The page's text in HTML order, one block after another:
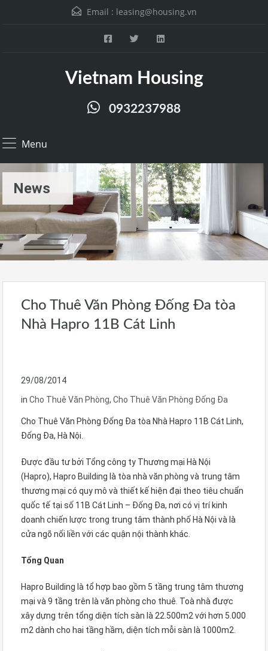
Email : leasing@housing.vn
Vietnam Housing
0932237988
Menu
News
Cho Thuê Văn Phòng Đống Đa tòa
Nhà Hapro 11B Cát Linh
29/08/2014
in Cho Thuê Văn Phòng, Cho Thuê Văn Phòng Đống Đa
Cho Thuê Văn Phòng Đống Đa tòa Nhà Hapro 11B Cát Linh,
Đống Đa, Hà Nội.
Được đầu tư bởi Tổng công ty Thương mại Hà Nội
(Hapro), Hapro Building là tòa nhà văn phòng và trung tâm
thương mại có quy mô và thiết kế hiện đại theo tiêu chuẩn
quốc tế tại số 11B Cát Linh – Đống Đa, nơi có vị trí kinh
doanh chiến lược trong trung tâm thành phố Hà Nội và là
cửa ngõ nối liền với các quận nội thành khác.
Tổng Quan
Hapro Building là tổ hợp bao gồm 5 tầng trung tâm thương
mại và 9 tầng trên là văn phòng cho thuê. Toà nhà được
xây dựng trên tổng diện tích sàn là 22.500m2 với hơn 5.000
m2 dành cho hai tầng hầm, diện tích mỗi sàn là 1000m2.